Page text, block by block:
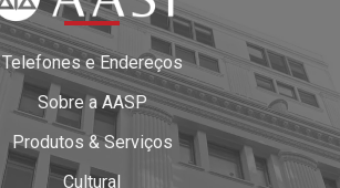
Telefones e Endereços
Sobre a AASP
Produtos & Serviços
Cultural